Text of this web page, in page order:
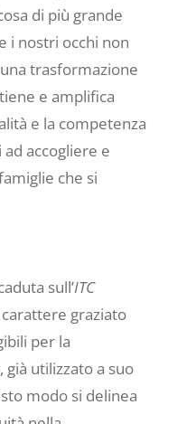
di più grande
i nostri occhi non
trasformazione
e amplifica
e la competenza
accogliere e
che si
sull’ITC
graziato
per la
utilizzato a suo
modo si delinea